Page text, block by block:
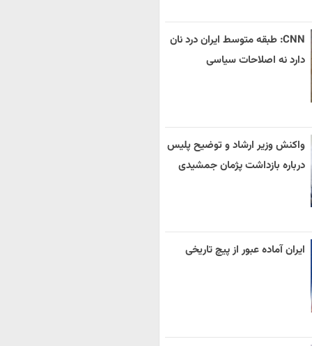
CNN: طبقه متوسط ایران درد نان
دارد نه اصلاحات سیاسی
واکنش وزیر ارشاد و توضیح پلیس
درباره بازداشت پژمان جمشیدی
ایران آماده عبور از پیچ تاریخی